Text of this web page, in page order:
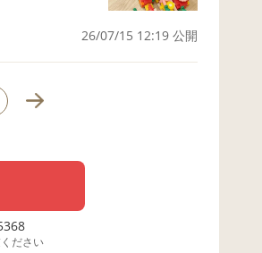
ご相談にい
ています
上がった作
♪ 🌈─
就園のお
という方
Animo Kid
を、心より
26/07/15 12:19 公開
ださい